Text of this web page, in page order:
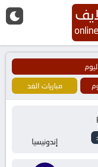
مباريات الغد
إندونيسيا